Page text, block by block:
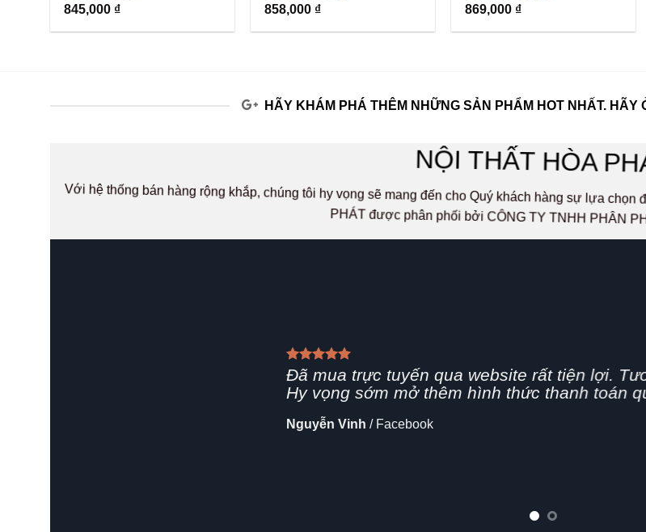
845,000 ₫ 858,000 ₫ 869,000 ₫
HÃY KHÁM PHÁ THÊM NHỮNG SẢN PHẨM HOT NHẤT. HÃY
NỘI THẤT HÒA
Với hệ thống bán hàng rộng khắp, chúng tôi hy vọng sẽ mang đến cho Quý khách hàng sự lựa
PHÁT được phân phối bởi CÔNG TY TNHH PHÂN
Giao hàng nhanh,
rất chuyên nghiệp, hình thức bán hàng Online
Shop nên cập nhật thêm tính năng chia sẻ
Hải Yến / Zalo